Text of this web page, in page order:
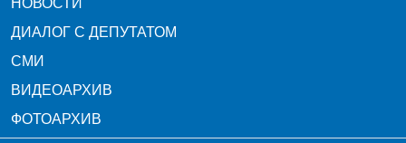
НОВОСТИ
ДИАЛОГ С ДЕПУТАТОМ
СМИ
ВИДЕОАРХИВ
ФОТОАРХИВ